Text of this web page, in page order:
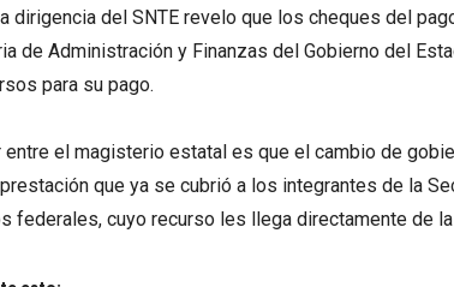
dirigencia del SNTE revelo que los cheques del
de Administración y Finanzas del Gobierno del
para su pago.
entre el magisterio estatal es que el cambio de
que ya se cubrió a los integrantes de la
federales, cuyo recurso les llega directamente de